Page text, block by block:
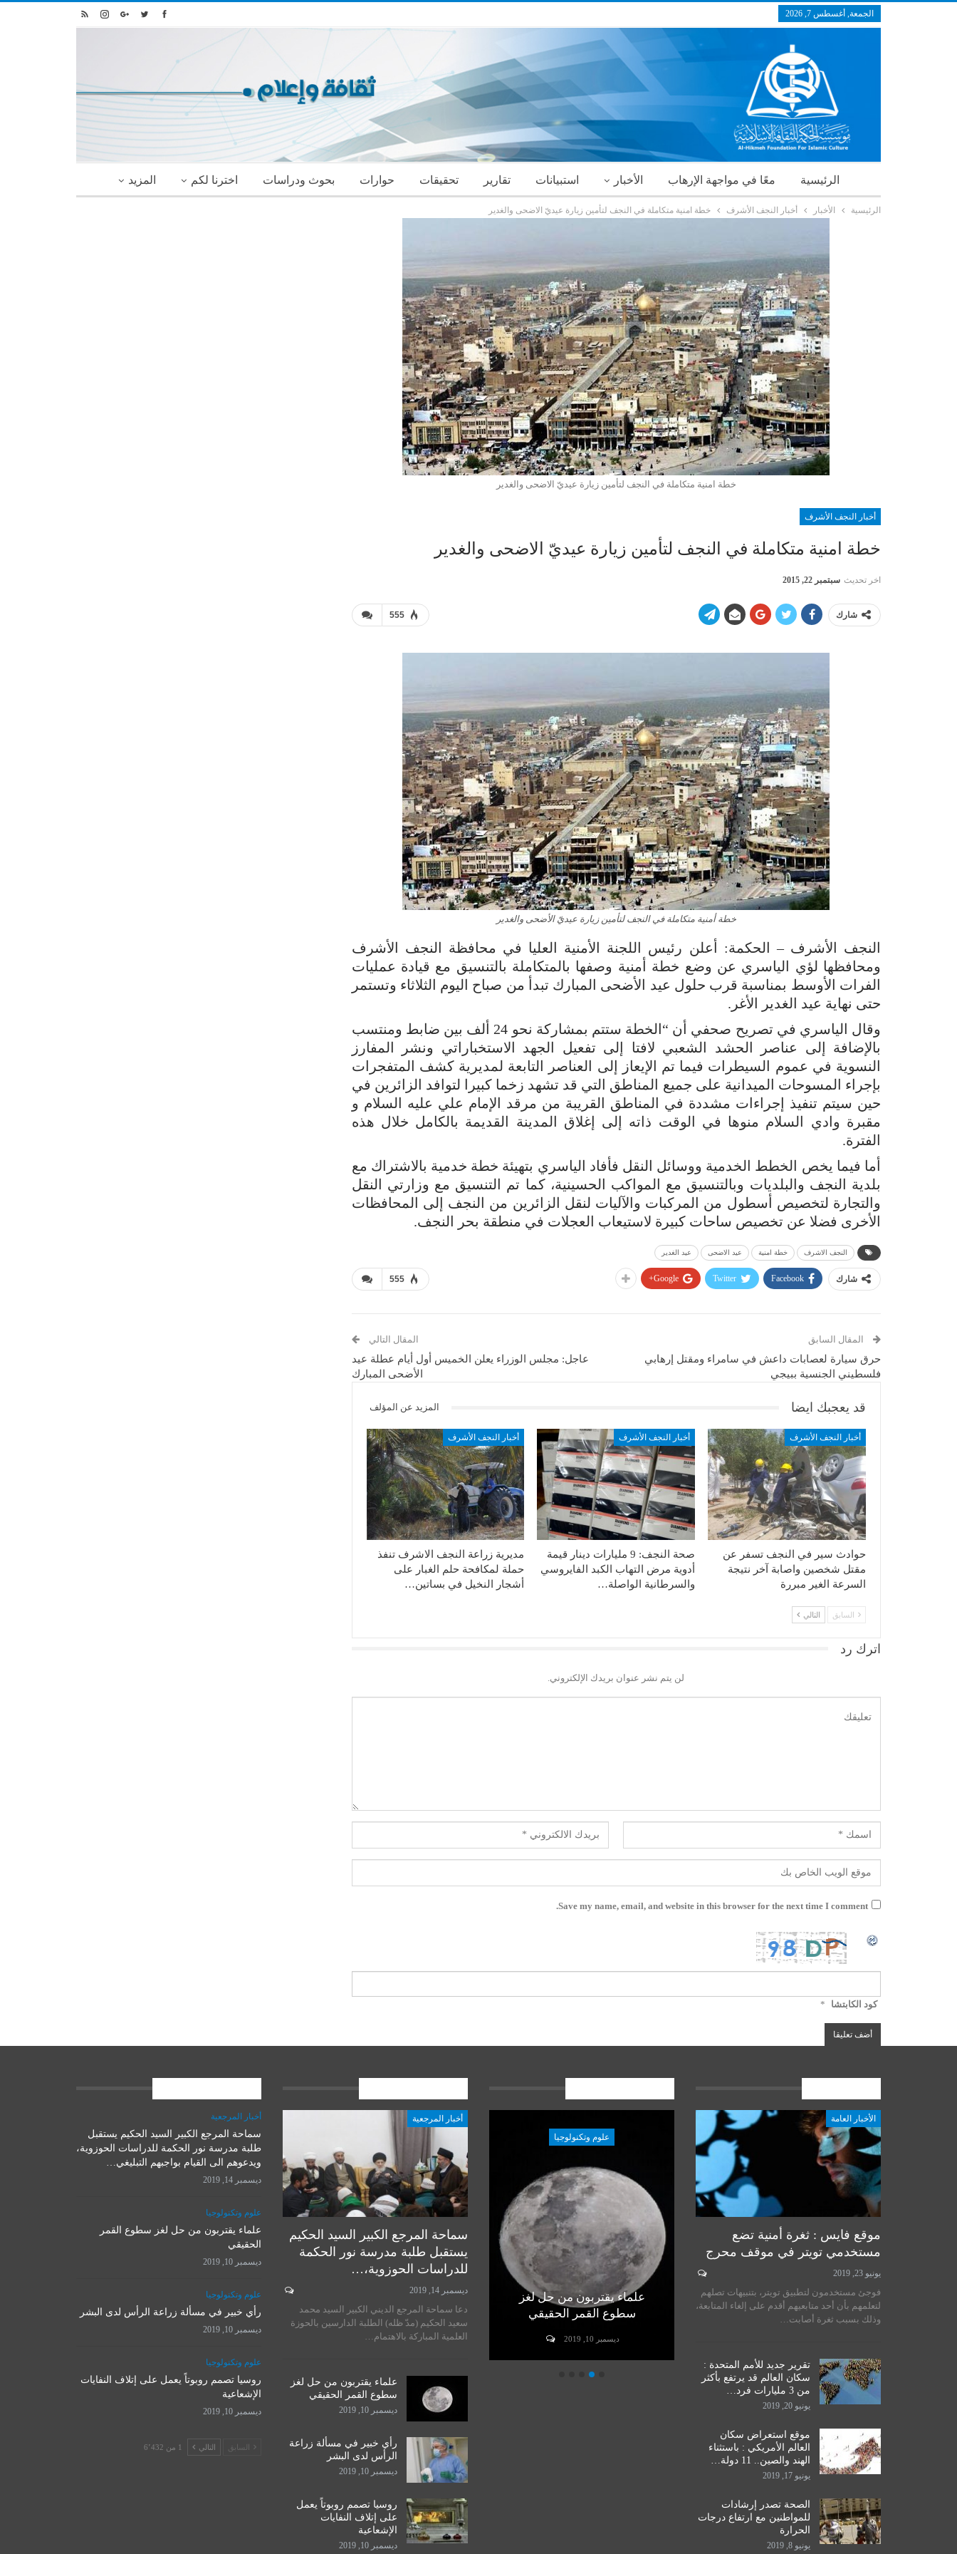
الجمعة, أغسطس 7, 2026
الرئيسية معًا في مواجهة الإرهاب الأخبار استبيانات تقارير تحقيقات حوارات بحوث ودراسات اخترنا لكم المزيد
الرئيسية الأخبار أخبار النجف الأشرف خطة امنية متكاملة في النجف لتأمين زيارة عيديّ الاضحى والغدير
خطة امنية متكاملة في النجف لتأمين زيارة عيديّ الاضحى والغدير
أخبار النجف الأشرف
خطة امنية متكاملة في النجف لتأمين زيارة عيديّ الاضحى والغدير
اخر تحديث سبتمبر 22, 2015
555 شارك
خطة أمنية متكاملة في النجف لتأمين زيارة عيديّ الأضحى والغدير
النجف الأشرف – الحكمة: أعلن رئيس اللجنة الأمنية العليا في محافظة النجف الأشرف
ومحافظها لؤي الياسري عن وضع خطة أمنية وصفها بالمتكاملة بالتنسيق مع قيادة عمليات
الفرات الأوسط بمناسبة قرب حلول عيد الأضحى المبارك تبدأ من صباح اليوم الثلاثاء وتستمر
حتى نهاية عيد الغدير الأغر.
وقال الياسري في تصريح صحفي أن “الخطة ستتم بمشاركة نحو 24 ألف بين ضابط ومنتسب
بالإضافة إلى عناصر الحشد الشعبي لافتا إلى تفعيل الجهد الاستخباراتي ونشر المفارز
النسوية في عموم السيطرات فيما تم الإيعاز إلى العناصر التابعة لمديرية كشف المتفجرات
بإجراء المسوحات الميدانية على جميع المناطق التي قد تشهد زخما كبيرا لتوافد الزائرين في
حين سيتم تنفيذ إجراءات مشددة في المناطق القريبة من مرقد الإمام علي عليه السلام و
مقبرة وادي السلام منوها في الوقت ذاته إلى إغلاق المدينة القديمة بالكامل خلال هذه
الفترة.
أما فيما يخص الخطط الخدمية ووسائل النقل فأفاد الياسري بتهيئة خطة خدمية بالاشتراك مع
بلدية النجف والبلديات وبالتنسيق مع المواكب الحسينية، كما تم التنسيق مع وزارتي النقل
والتجارة لتخصيص أسطول من المركبات والآليات لنقل الزائرين من النجف إلى المحافظات
الأخرى فضلا عن تخصيص ساحات كبيرة لاستيعاب العجلات في منطقة بحر النجف.
النجف الاشرف خطة امنية عيد الاضحى عيد الغدير
555 شارك Facebook
Twitter
Google+
المقال السابق
حرق سيارة لعصابات داعش في سامراء ومقتل إرهابي
فلسطيني الجنسية ببيجي
المقال التالي
عاجل: مجلس الوزراء يعلن الخميس أول أيام عطلة عيد
الأضحى المبارك
قد يعجبك ايضا المزيد عن المؤلف
أخبار النجف الأشرف
حوادث سير في النجف تسفر عن
مقتل شخصين واصابة آخر نتيجة
السرعة الغير مبررة
أخبار النجف الأشرف
صحة النجف: 9 مليارات دينار قيمة
أدوية مرض التهاب الكبد الفايروسي
والسرطانية الواصلة…
أخبار النجف الأشرف
مديرية زراعة النجف الاشرف تنفذ
حملة لمكافحة حلم الغبار على
أشجار النخيل في بساتين…
السابق التالي
اترك رد
لن يتم نشر عنوان بريدك الإلكتروني.
Save my name, email, and website in this browser for the next time I comment.
كود الكابتشا *
الأخبار العامة
موقع فايس : ثغرة أمنية تضع
مستخدمي تويتر في موقف محرج
يونيو 23, 2019
فوجئ مستخدمون لتطبيق تويتر، بتنبيهات تصلهم
لتعلمهم بأن أحد متابعيهم أقدم على إلغاء المتابعة،
وذلك بسبب ثغرة أصابت…
تقرير جديد للأمم المتحدة :
سكان العالم قد يرتفع بأكثر
من 3 مليارات فرد…
يونيو 20, 2019
موقع استعراض سكان
العالم الأمريكي : باستثناء
الهند والصين.. 11 دولة…
يونيو 17, 2019
الصحة تصدر إرشادات
للمواطنين مع ارتفاع درجات
الحرارة
يونيو 8, 2019
أخبار المرجعية
سماحة المرجع الكبير السيد
الحكيم يستقبل طلبة مدرسة نور
الحكمة للدراسات الحوزوية،…
علوم وتكنولوجيا
علماء يقتربون من حل لغز
سطوع القمر الحقيقي
ديسمبر 10, 2019
رأي خبير في مسألة زراعة
الرأس لدى البشر
ديسمبر 10, 2019
علوم وتكنولوجيا
روسيا تصمم روبوتاً يعمل على
إتلاف النفايات الإشعاعية
أخبار المرجعية
سماحة المرجع الكبير السيد الحكيم
يستقبل طلبة مدرسة نور الحكمة
للدراسات الحوزوية،…
ديسمبر 14, 2019
دعا سماحة المرجع الديني الكبير السيد محمد
سعيد الحكيم (مدّ ظله) الطلبة الدارسين بالحوزة
العلمية المباركة بالاهتمام…
علماء يقتربون من حل لغز
سطوع القمر الحقيقي
ديسمبر 10, 2019
رأي خبير في مسألة زراعة
الرأس لدى البشر
ديسمبر 10, 2019
روسيا تصمم روبوتاً يعمل
على إتلاف النفايات
الإشعاعية
ديسمبر 10, 2019
أخبار المرجعية
سماحة المرجع الكبير السيد الحكيم يستقبل
طلبة مدرسة نور الحكمة للدراسات الحوزوية،
ويدعوهم الى القيام بواجبهم التبليغي…
ديسمبر 14, 2019
علوم وتكنولوجيا
علماء يقتربون من حل لغز سطوع القمر
الحقيقي
ديسمبر 10, 2019
علوم وتكنولوجيا
رأي خبير في مسألة زراعة الرأس لدى البشر
ديسمبر 10, 2019
علوم وتكنولوجيا
روسيا تصمم روبوتاً يعمل على إتلاف النفايات
الإشعاعية
ديسمبر 10, 2019
السابق التالي 1 من 6٬432